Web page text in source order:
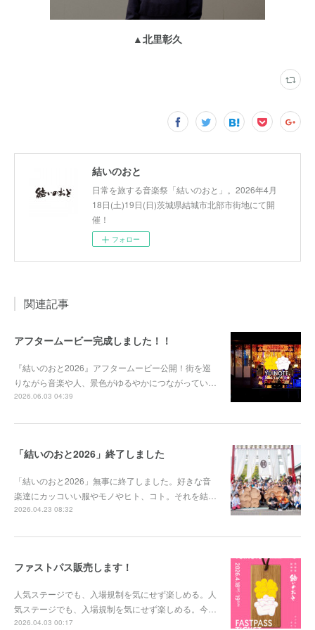
▲北里彰久
結いのおと
日常を旅する音楽祭「結いのおと」。2026年4月
18日(土)19日(日)茨城県結城市北部市街地にて開
催！
フォロー
関連記事
アフタームービー完成しました！！
『結いのおと2026』アフタームービー公開！街を巡
りながら音楽や人、景色がゆるやかにつながってい…
2026.06.03 04:39
「結いのおと2026」終了しました
「結いのおと2026」無事に終了しました。好きな音
楽達にカッコいい服やモノやヒト、コト。それを結…
2026.04.23 08:32
ファストパス販売します！
人気ステージでも、入場規制を気にせず楽しめる。人
気ステージでも、入場規制を気にせず楽しめる。今…
2026.04.03 00:17